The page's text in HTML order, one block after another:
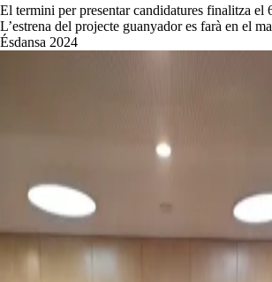
El termini per presentar candidatures finalitza el
L’estrena del projecte guanyador es farà en el
Ésdansa 2024